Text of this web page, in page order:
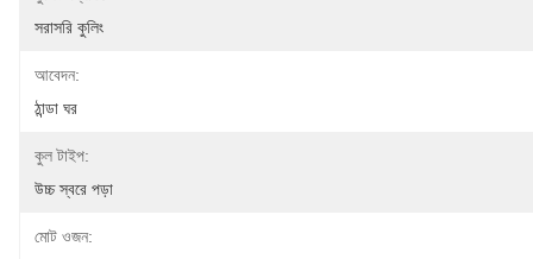
সরাসরি কুলিং
আবেদন:
ঠান্ডা ঘর
কুল টাইপ:
উচ্চ স্বরে পড়া
মোট ওজন: